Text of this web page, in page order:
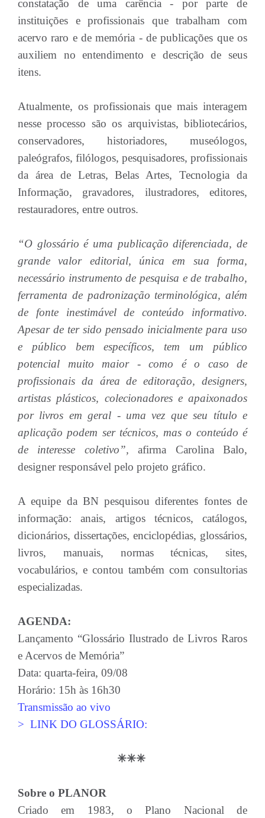
constatação de uma carência - por parte de
instituições e profissionais que trabalham com
acervo raro e de memória - de publicações que os
auxiliem no entendimento e descrição de seus
itens.
Atualmente, os profissionais que mais interagem
nesse processo são os arquivistas, bibliotecários,
conservadores, historiadores, museólogos,
paleógrafos, filólogos, pesquisadores, profissionais
da área de Letras, Belas Artes, Tecnologia da
Informação, gravadores, ilustradores, editores,
restauradores, entre outros.
“O glossário é uma publicação diferenciada, de
grande valor editorial, única em sua forma,
necessário instrumento de pesquisa e de trabalho,
ferramenta de padronização terminológica, além
de fonte inestimável de conteúdo informativo.
Apesar de ter sido pensado inicialmente para uso
e público bem específicos, tem um público
potencial muito maior - como é o caso de
profissionais da área de editoração, designers,
artistas plásticos, colecionadores e apaixonados
por livros em geral - uma vez que seu título e
aplicação podem ser técnicos, mas o conteúdo é
de interesse coletivo”, afirma Carolina Balo,
designer responsável pelo projeto gráfico.
A equipe da BN pesquisou diferentes fontes de
informação: anais, artigos técnicos, catálogos,
dicionários, dissertações, enciclopédias, glossários,
livros, manuais, normas técnicas, sites,
vocabulários, e contou também com consultorias
especializadas.
AGENDA:
Lançamento “Glossário Ilustrado de Livros Raros
e Acervos de Memória”
Data: quarta-feira, 09/08
Horário: 15h às 16h30
Transmissão ao vivo
> LINK DO GLOSSÁRIO:
✳✳✳
Sobre o PLANOR
Criado em 1983, o Plano Nacional de